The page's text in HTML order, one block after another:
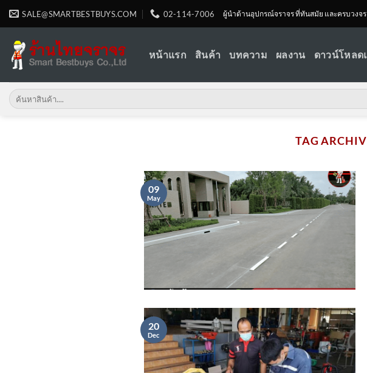
Skip
SALE@SMARTBESTBUYS.COM 02-114-7006 ผู้นำด้านอุปกรณ์จราจร ที่ทันสมัย และครบวงจ
หน้าแรก สินค้า บทความ ผลงาน ดาวน์โหลด
Search
for:
TAG
09
May
20
Dec